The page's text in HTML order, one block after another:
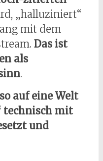
„halluziniert“
mit dem
Das ist
als
.
auf eine Welt
technisch mit
und